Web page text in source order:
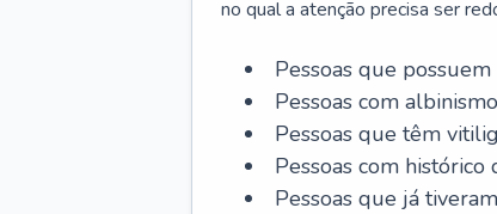
no qual a atenção precisa ser
Pessoas que
Pessoas com
Pessoas que têm
Pessoas com
Pessoas que já